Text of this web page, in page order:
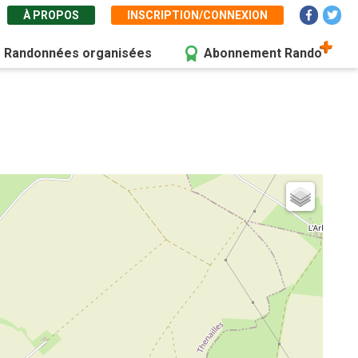
À PROPOS INSCRIPTION/CONNEXION
Randonnées organisées Abonnement Rando